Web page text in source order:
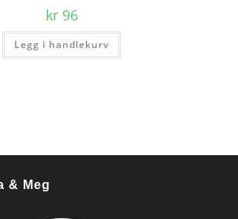
kr96
Legg i handlekurv
& Meg